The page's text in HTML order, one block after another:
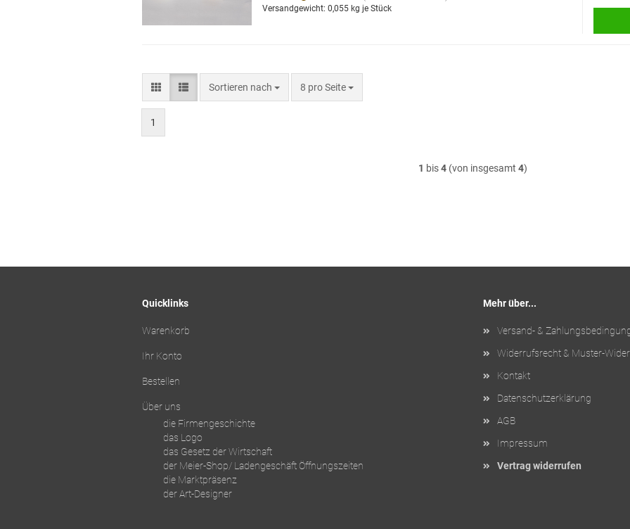
Versandgewicht: 0,055 kg je Stück
Sortieren nach
Sortieren nach 8 pro Seite
pro Seite
1
1 bis4(von insgesamt 4)
Quicklinks
Warenkorb
Ihr Konto
Bestellen
Über uns
die Firmengeschichte
das Logo
das Gesetz der Wirtschaft
der Meier-Shop/ Ladengeschäft Öffnungszeiten
die Marktpräsenz
der Art-Designer
Mehr über...
Versand- &
Widerrufsrecht & Muster-
Kontakt
Datenschutzerklärung
AGB
Impressum
Vertrag widerrufen